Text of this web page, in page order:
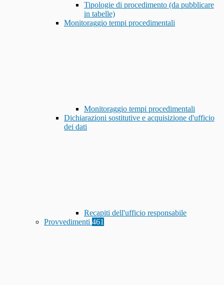
Tipologie di procedimento (da pubblicare
in tabelle)
Monitoraggio tempi procedimentali
Monitoraggio tempi procedimentali
Dichiarazioni sostitutive e acquisizione d'ufficio
dei dati
Recapiti dell'ufficio responsabile
Provvedimenti 461